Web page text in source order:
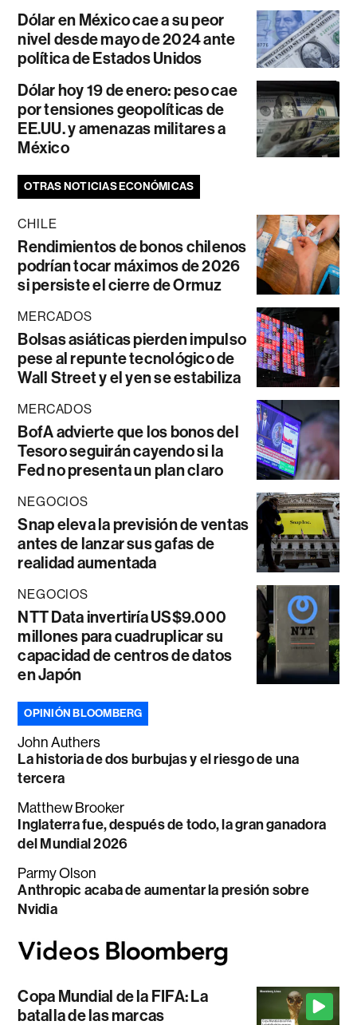
Dólar en México cae a su peor
nivel desde mayo de 2024 ante
política de Estados Unidos
Dólar hoy 19 de enero: peso cae
por tensiones geopolíticas de
EE.UU. y amenazas militares a
México
OTRAS NOTICIAS ECONÓMICAS
CHILE
Rendimientos de bonos chilenos
podrían tocar máximos de 2026
si persiste el cierre de Ormuz
MERCADOS
Bolsas asiáticas pierden impulso
pese al repunte tecnológico de
Wall Street y el yen se estabiliza
MERCADOS
BofA advierte que los bonos del
Tesoro seguirán cayendo si la
Fed no presenta un plan claro
NEGOCIOS
Snap eleva la previsión de ventas
antes de lanzar sus gafas de
realidad aumentada
NEGOCIOS
NTT Data invertiría US$9.000
millones para cuadruplicar su
capacidad de centros de datos
en Japón
OPINIÓN BLOOMBERG
John Authers
La historia de dos burbujas y el riesgo de una
tercera
Matthew Brooker
Inglaterra fue, después de todo, la gran ganadora
del Mundial 2026
Parmy Olson
Anthropic acaba de aumentar la presión sobre
Nvidia
Copa Mundial de la FIFA: La
batalla de las marcas